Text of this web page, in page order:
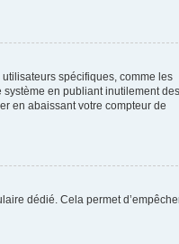
spécifiques, comme les
en publiant inutilement des
en abaissant votre compteur de
dédié. Cela permet